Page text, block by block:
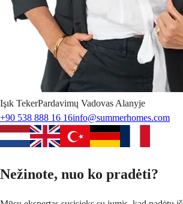
Işık TekerPardavimų Vadovas Alanyje
+90 538 888 16 16info@summerhomes.com
Nežinote, nuo ko pradėti?